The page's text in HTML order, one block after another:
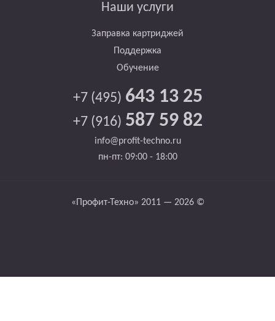
Наши услуги
Заправка картриджей
Поддержка
Обучение
+7 (495) 643 13 25
+7 (916) 587 59 82
info@profit-techno.ru
пн-пт: 09:00 - 18:00
«Профит-Техно» 2011 — 2026 ©